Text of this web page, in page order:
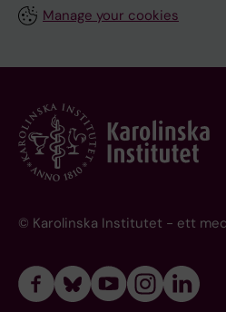
Manage your cookies
© Karolinska Institutet - ett